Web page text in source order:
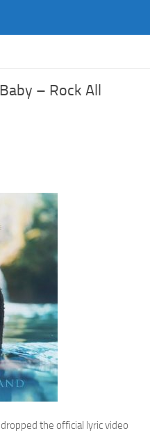
– Rock All
the official lyric video